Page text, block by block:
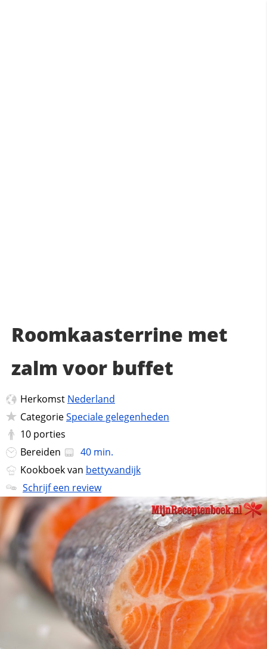
Roomkaasterrine met
zalm voor buffet
Herkomst Nederland
CategorieSpeciale gelegenheden
10 porties
Bereiden
40 min.
Kookboek van bettyvandijk
Schrijf een review